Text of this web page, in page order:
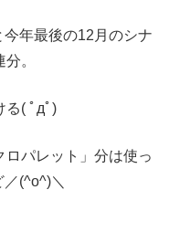
年最後の12月のシナ
。
る( ﾟдﾟ)
ロパレット」分は使っ
(^o^)＼